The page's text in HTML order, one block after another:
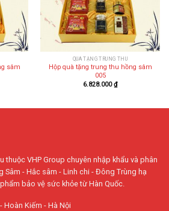
sâm
QUÀ TẶNG TRUNG THU
Hộp quà tặng trung thu hồng sâm
005
6.828.000₫
thuộc VHP Group chuyên nhập khẩu và phân
Sâm - Hắc sâm - Linh chi - Đông Trùng hạ
bảo vệ sức khỏe từ Hàn Quốc.
Kiếm - Hà Nội